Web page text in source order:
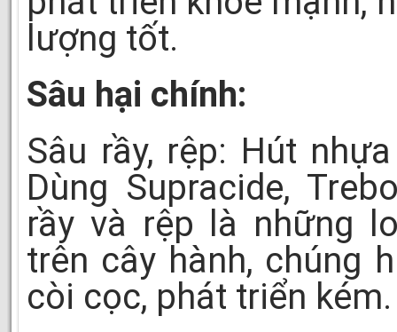
lượng tốt.
Sâu hại chính:
Sâu rầy, rệp: Hút
Dùng Supracide,
rầy và rệp là những
trên cây hành, chúng
còi cọc, phát triển kém.